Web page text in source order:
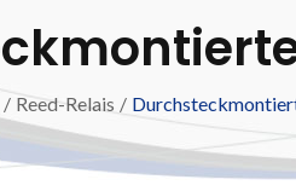
/ Reed-Relais /